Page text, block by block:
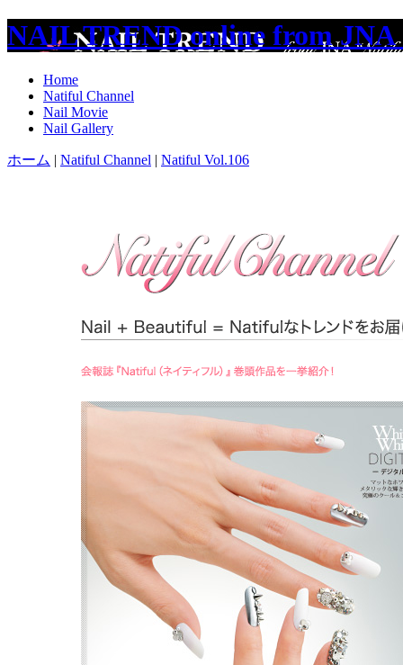
NAIL TREND online from
Home
Natiful Channel
Nail Movie
Nail Gallery
ホーム | Natiful Channel | Natiful Vol.106